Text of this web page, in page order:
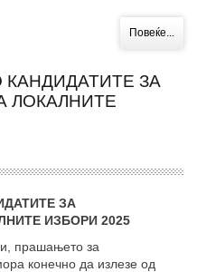
Повеќе...
ЗА
ЛОКАЛНИТЕ
ЗА
ИЗБОРИ 2025
прашањето за
конечно да излезе од